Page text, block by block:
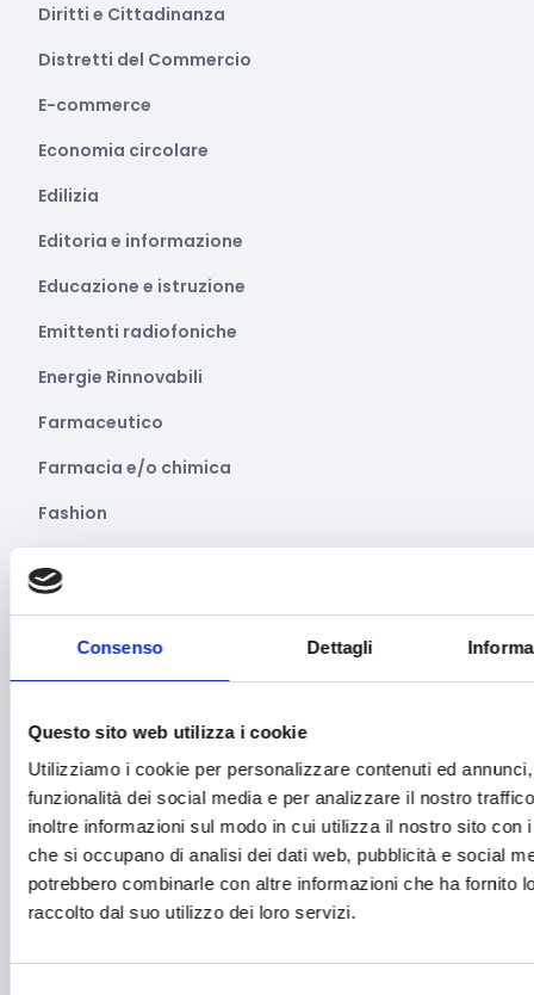
Consenso Dettagli
Questo sito web utilizza i cookie
Utilizziamo i cookie per personalizzare contenuti ed
funzionalità dei social media e per analizzare il nostro
inoltre informazioni sul modo in cui utilizza il nostro sito con
che si occupano di analisi dei dati web, pubblicità e social
potrebbero combinarle con altre informazioni che ha fornito
raccolto dal suo utilizzo dei loro servizi.
Diritti e Cittadinanza
Distretti del Commercio
E-commerce
Economia circolare
Edilizia
Editoria e informazione
Educazione e istruzione
Emittenti radiofoniche
Energie Rinnovabili
Farmaceutico
Farmacia e/o chimica
Fashion
Formazione e lavoro
Gastronomia
Giustizia e sicurezza
Green economy
Impianti sportivi
Imprenditoria femminile
Inclusione Sociale e Solidarietà